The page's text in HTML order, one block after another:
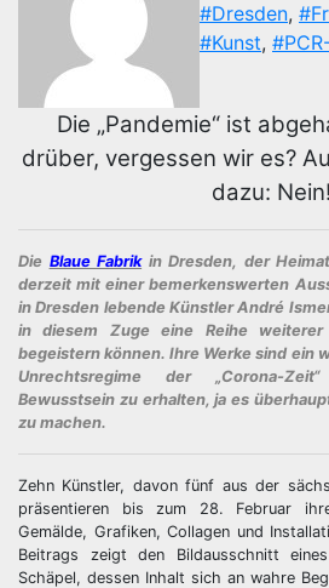
#Dresden,
#Kunst,
Die „Pandemie“ ist
drüber, vergessen wir es?
dazu: Nein!
Die Blaue Fabrikin Dresden, der
derzeit mit einer bemerkenswerten
in Dresden lebende Künstler André
in diesem Zuge eine Reihe weiterer
begeistern können. Ihre Werke sind ein
Unrechtsregime der „Corona-
Bewusstsein zu erhalten, ja es
zu machen.
Zehn Künstler, davon fünf aus der
präsentieren bis zum 28. Februar
Gemälde, Grafiken, Collagen und
Beitrags zeigt den Bildausschnitt
Schäpel, dessen Inhalt sich an wahre